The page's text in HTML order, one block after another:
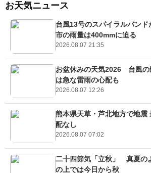
お天気ニュース
台風13号のスパイラルバン
市の雨量は400mmに迫る
2026.08.07 21:35
お盆休みの天気2026 台風
は急な雷雨の心配も
2026.08.07 12:26
熊本県天草・芦北地方で地震
配なし
2026.08.07 07:02
二十四節気「立秋」 真夏の
の上では今日から秋